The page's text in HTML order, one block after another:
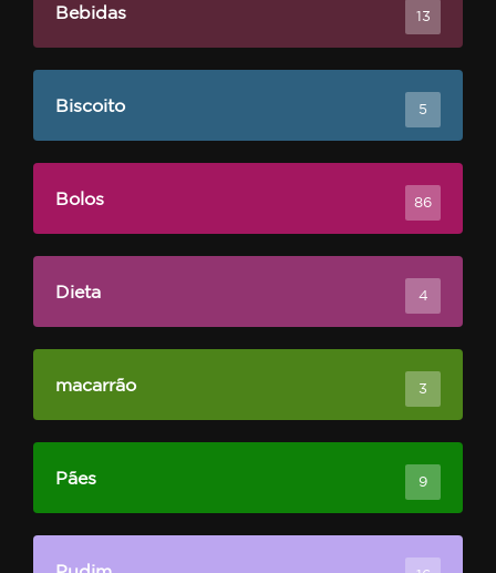
Bebidas 13
Biscoito 5
Bolos 86
Dieta 4
macarrão 3
Pães 9